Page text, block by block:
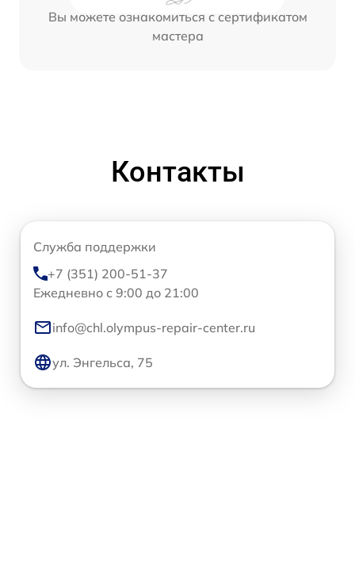
Вы можете ознакомиться с сертификатом
мастера
Контакты
Служба поддержки
+7 (351) 200-51-37
Ежедневно с 9:00 до 21:00
info@chl.olympus-repair-center.ru
ул. Энгельса, 75